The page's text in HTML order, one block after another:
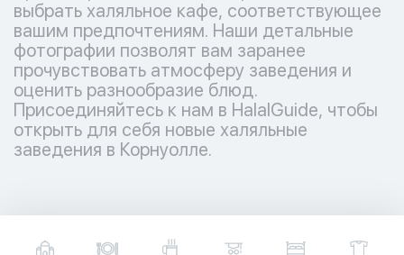
выбрать халяльное кафе, соответствующее
вашим предпочтениям. Наши детальные
фотографии позволят вам заранее
прочувствовать атмосферу заведения и
оценить разнообразие блюд.
Присоединяйтесь к нам в HalalGuide, чтобы
открыть для себя новые халяльные
заведения в Корнуолле.